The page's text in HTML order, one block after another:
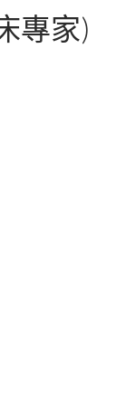
專家)